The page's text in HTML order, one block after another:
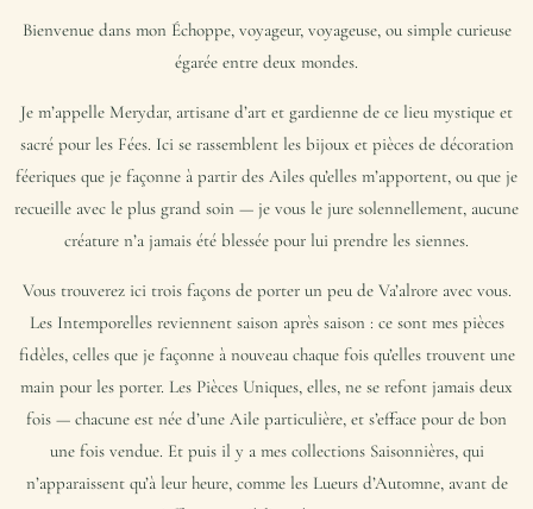
Bienvenue dans mon Échoppe, voyageur, voyageuse, ou simple curieuse
égarée entre deux mondes.
Je m’appelle Merydar, artisane d’art et gardienne de ce lieu mystique et
sacré pour les Fées. Ici se rassemblent les bijoux et pièces de décoration
féeriques que je façonne à partir des Ailes qu’elles m’apportent, ou que je
recueille avec le plus grand soin — je vous le jure solennellement, aucune
créature n’a jamais été blessée pour lui prendre les siennes.
Vous trouverez ici trois façons de porter un peu de Va’alrore avec vous.
Les Intemporelles reviennent saison après saison : ce sont mes pièces
fidèles, celles que je façonne à nouveau chaque fois qu’elles trouvent une
main pour les porter. Les Pièces Uniques, elles, ne se refont jamais deux
fois — chacune est née d’une Aile particulière, et s’efface pour de bon
une fois vendue. Et puis il y a mes collections Saisonnières, qui
n’apparaissent qu’à leur heure, comme les Lueurs d’Automne, avant de